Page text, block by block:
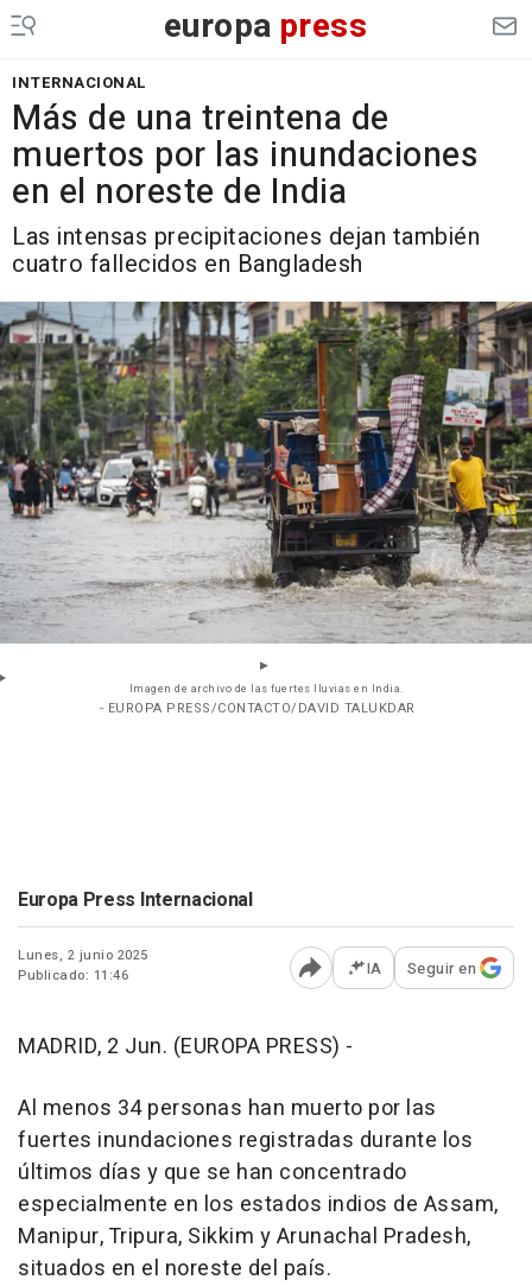
europa press
INTERNACIONAL
Más de una treintena de
muertos por las inundaciones
en el noreste de India
Las intensas precipitaciones dejan también
cuatro fallecidos en Bangladesh
Imagen de archivo de las fuertes lluvias en India.
- EUROPA PRESS/CONTACTO/DAVID TALUKDAR
Europa Press Internacional
Lunes, 2 junio 2025
Publicado: 11:46
Abrir opciones para
IA Seguir en
MADRID, 2 Jun. (EUROPA PRESS) -
Al menos 34 personas han muerto por las
fuertes inundaciones registradas durante los
últimos días y que se han concentrado
especialmente en los estados indios de Assam,
Manipur, Tripura, Sikkim y Arunachal Pradesh,
situados en el noreste del país.